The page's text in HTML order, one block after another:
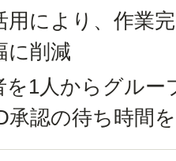
用により、作業
に削減
を1人からグル
承認の待ち時間